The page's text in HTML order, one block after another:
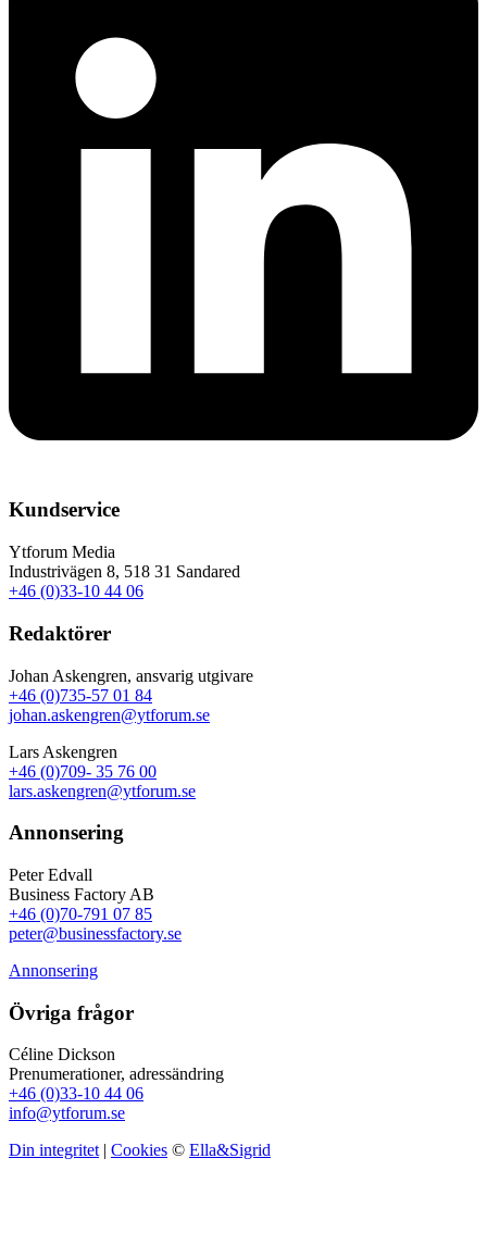
Kundservice
Ytforum Media
Industrivägen 8, 518 31 Sandared
+46 (0)33-10 44 06
Redaktörer
Johan Askengren, ansvarig utgivare
+46 (0)735-57 01 84
johan.askengren@ytforum.se
Lars Askengren
+46 (0)709- 35 76 00
lars.askengren@ytforum.se
Annonsering
Peter Edvall
Business Factory AB
+46 (0)70-791 07 85
peter@businessfactory.se
Annonsering
Övriga frågor
Céline Dickson
Prenumerationer, adressändring
+46 (0)33-10 44 06
info@ytforum.se
Din integritet| Cookies © Ella&Sigrid